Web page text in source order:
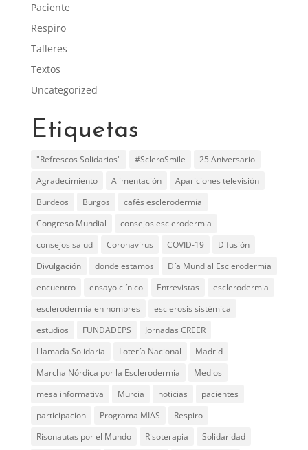
Paciente
Respiro
Talleres
Textos
Uncategorized
Etiquetas
"Refrescos Solidarios" #ScleroSmile
25 Aniversario
Agradecimiento
Alimentación
Apariciones televisión
Burdeos
Burgos
cafés esclerodermia
Congreso Mundial
consejos esclerodermia
consejos salud
Coronavirus COVID-19
Difusión
Divulgación
donde estamos
Día Mundial Esclerodermia
encuentro
ensayo clínico Entrevistas
esclerodermia
esclerodermia en hombres
esclerosis sistémica
estudios
FUNDADEPS
Jornadas CREER
Llamada Solidaria
Lotería Nacional
Madrid
Marcha Nórdica por la Esclerodermia
Medios
mesa informativa
Murcia noticias
pacientes
participacion
Programa MIAS
Respiro
Risonautas por el Mundo
Risoterapia
Solidaridad